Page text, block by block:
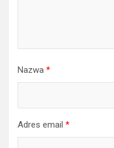
Nazwa *
Adres email *